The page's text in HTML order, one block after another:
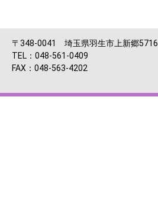
〒348-0041 埼玉県羽生市上新郷5716
TEL：048-561-0409
FAX：048-563-4202